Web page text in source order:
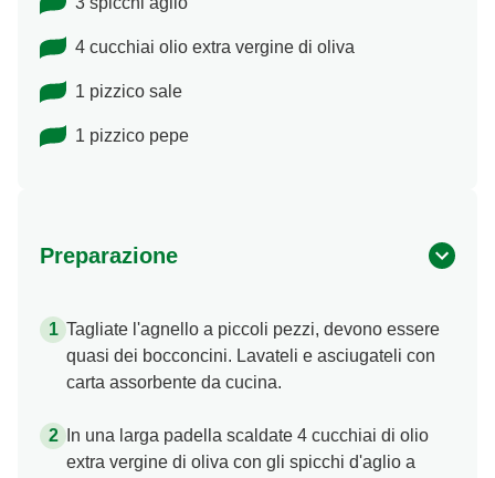
4 cucchiai olio extra vergine di oliva
1 pizzico sale
1 pizzico pepe
Preparazione
Tagliate l'agnello a piccoli pezzi, devono essere
quasi dei bocconcini. Lavateli e asciugateli con
carta assorbente da cucina.
In una larga padella scaldate 4 cucchiai di olio
extra vergine di oliva con gli spicchi d'aglio a